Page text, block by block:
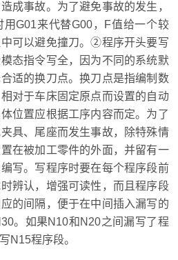
成事故。为了避免事故的发生，
G01来代替G00，F值给一个较
可以避免撞刀。②程序开头要写
态指令写全，因为不同的系统默
适的换刀点。换刀点是指编制数
对于车床固定原点而设置的自动
位置应根据工序内容而定。为了
具、尾座而发生事故，除特殊情
在被加工零件的外面，并留有一
写。写程序时要在每个程序段前
辨认，增强可读性，而且程序段
的间隔，便于在中间插入漏写的
。如果N10和N20之间漏写了程
N15程序段。